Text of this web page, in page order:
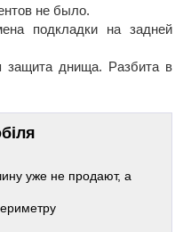
не было.
подкладки на задней
защита днища. Разбита в
уже не продают, а